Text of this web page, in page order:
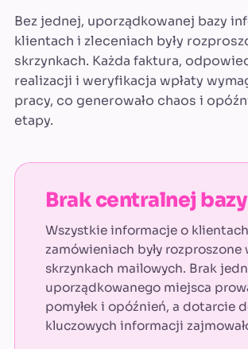
Bez jednej, uporządkowanej bazy
klientach i zleceniach były
skrzynkach. Każda faktura,
realizacji i weryfikacja wpłaty
pracy, co generowało chaos i
etapy.
Brak centralnej bazy
Wszystkie informacje o
zamówieniach były rozproszone
skrzynkach mailowych. Brak
uporządkowanego miejsca
pomyłek i opóźnień, a dotarcie
kluczowych informacji